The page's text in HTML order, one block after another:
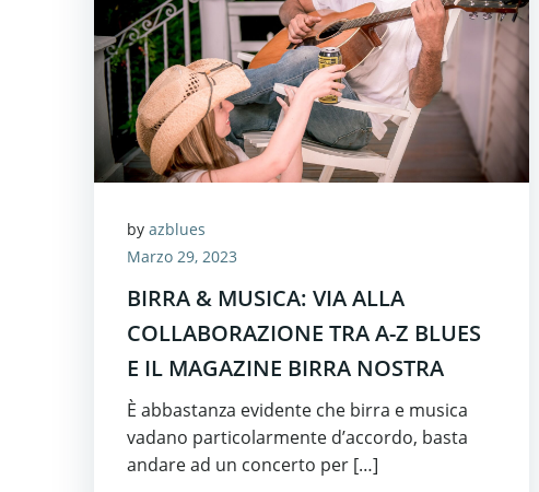
by azblues
Marzo 29, 2023
BIRRA & MUSICA: VIA ALLA
COLLABORAZIONE TRA A-Z BLUES
E IL MAGAZINE BIRRA NOSTRA
È abbastanza evidente che birra e musica
vadano particolarmente d’accordo, basta
andare ad un concerto per […]